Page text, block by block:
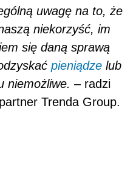
uwagę na to, że
niekorzyść, im
się daną sprawą
pieniądze lub
niemożliwe. – radzi
Trenda Group.